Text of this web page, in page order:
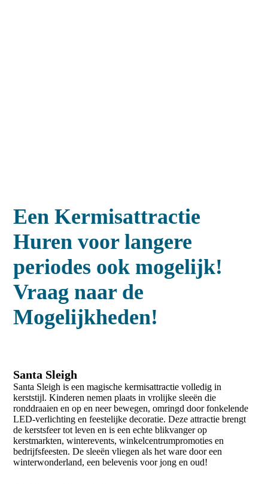
Een Kermisattractie
Huren voor langere
periodes ook mogelijk!
Vraag naar de
Mogelijkheden!
Santa Sleigh
Santa Sleigh is een magische kermisattractie volledig in
kerststijl. Kinderen nemen plaats in vrolijke sleeën die
ronddraaien en op en neer bewegen, omringd door fonkelende
LED-verlichting en feestelijke decoratie. Deze attractie brengt
de kerstsfeer tot leven en is een echte blikvanger op
kerstmarkten, winterevents, winkelcentrumpromoties en
bedrijfsfeesten. De sleeën vliegen als het ware door een
winterwonderland, een belevenis voor jong en oud!